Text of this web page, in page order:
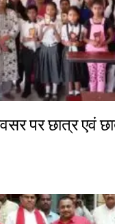
पर छात्र एवं